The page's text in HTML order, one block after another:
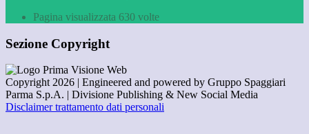
Pagina visualizzata 630 volte
Sezione Copyright
Copyright 2026 | Engineered and powered by Gruppo Spaggiari
Parma S.p.A. | Divisione Publishing & New Social Media
Disclaimer trattamento dati personali